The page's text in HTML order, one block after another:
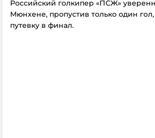
Российский голкипер «ПСЖ»
Мюнхене, пропустив только один
путевку в финал.